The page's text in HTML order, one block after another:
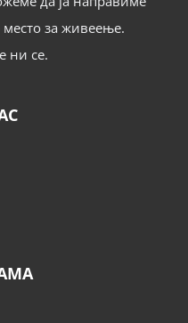
место за живеење.
ни се.